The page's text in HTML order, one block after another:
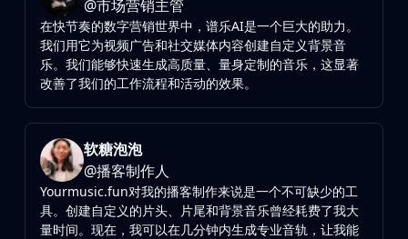
@市场营销主管
在快节奏的数字营销世界中，谱乐AI是一个巨大的助力。
我们用它为视频广告和社交媒体内容创建自定义背景音
乐。我们能够快速生成高质量、量身定制的音乐，这显著
改善了我们的工作流程和活动的效果。
软糖泡泡
@播客制作人
Yourmusic.fun对我的播客制作来说是一个不可缺少的工
具。创建自定义的片头、片尾和背景音乐曾经耗费了我大
量时间。现在，我可以在几分钟内生成专业音轨，让我能